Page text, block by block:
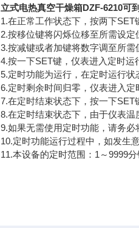
立式电热真空干燥箱DZF-6210可
1.在正常工作状态下，按两下
2.按移位键将闪烁位移至所需设定
3.按减键或者加键将数字调至所需
4.按一下SET键，仪表进入定时运
5.定时功能为运行，在定时运行状
6.定时剩余时间归零，仪表进入
7.在定时结束状态下，按一下SET
8.在定时结束状态下，由于仪表温
9.如果无需使用定时功能，请务必
10.定时功能运行过程中，如发生
11.本设备的定时范围：1～9999分